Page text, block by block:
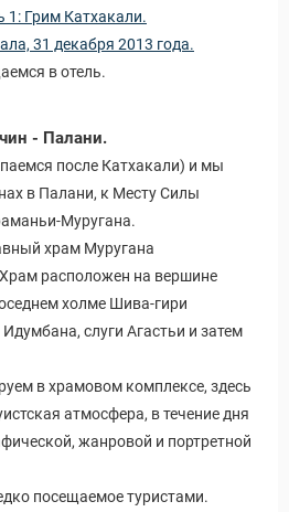
1: Грим Катхакали.
31 декабря 2013 года.
в отель.
- Палани.
после Катхакали) и мы
в Палани, к Месту Силы
Муругана.
храм Муругана
расположен на вершине
холме Шива-гири
слуги Агастьи и затем
в храмовом комплексе, здесь
атмосфера, в течение дня
жанровой и портретной
посещаемое туристами.